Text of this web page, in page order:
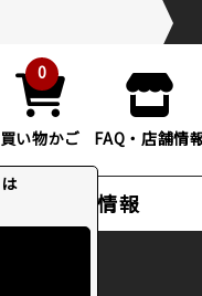
0
買い物かご FAQ・店舗情
特集・お得情報